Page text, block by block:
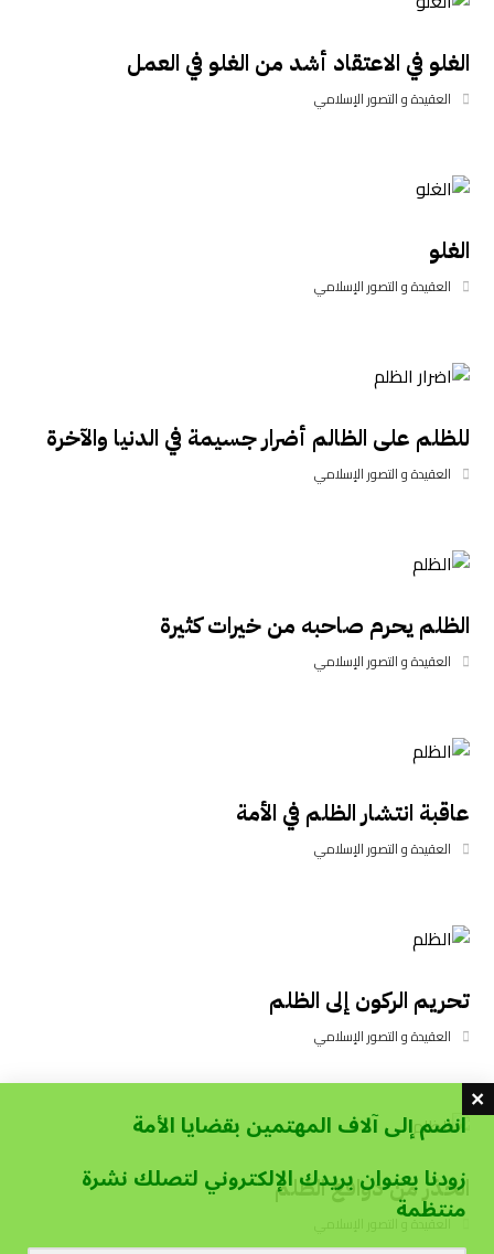
الغلو في الاعتقاد أشد من الغلو في العمل
العقيدة و التصور الإسلامي
الغلو
العقيدة و التصور الإسلامي
للظلم على الظالم أضرار جسيمة في الدنيا والآخرة
العقيدة و التصور الإسلامي
الظلم يحرم صاحبه من خيرات كثيرة
العقيدة و التصور الإسلامي
عاقبة انتشار الظلم في الأمة
العقيدة و التصور الإسلامي
تحريم الركون إلى الظلم
العقيدة و التصور الإسلامي
الحذر من دوافع الظلم
العقيدة و التصور الإسلامي
انضم إلى آلاف المهتمين بقضايا الأمة
زودنا بعنوان بريدك الإلكتروني لتصلك نشرة
منتظمة